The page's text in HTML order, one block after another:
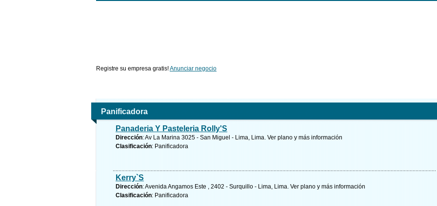
Registre su empresa gratis!Anunciar negocio
Panificadora
Panaderia Y Pasteleria Rolly'S
Dirección: Av La Marina 3025 - San Miguel - Lima, Lima. Ver plano y más información
Clasificación: Panificadora
Kerry`S
Dirección: Avenida Angamos Este , 2402 - Surquillo - Lima, Lima. Ver plano y más información
Clasificación: Panificadora